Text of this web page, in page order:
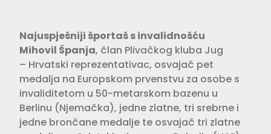
Najuspješniji športaš s invalidnošću
Mihovil Španja, član Plivačkog kluba Jug
– Hrvatski reprezentativac, osvajač pet
medalja na Europskom prvenstvu za osobe s
invaliditetom u 50-metarskom bazenu u
Berlinu (Njemačka), jedne zlatne, tri srebrne i
jedne brončane medalje te osvajač tri zlatne